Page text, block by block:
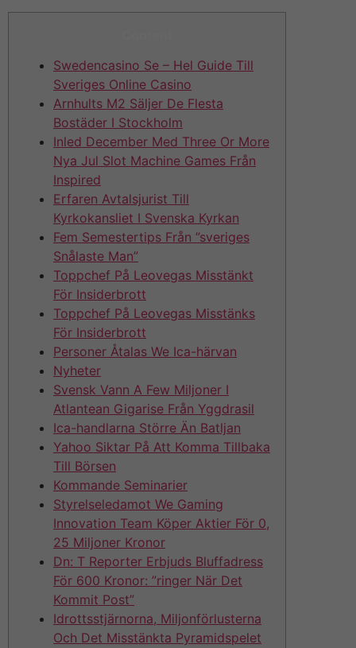
Swedencasino Se – Hel Guide Till
Sveriges Online Casino
Arnhults M2 Säljer De Flesta
Bostäder I Stockholm
Inled December Med Three Or More
Nya Jul Slot Machine Games Från
Inspired
Erfaren Avtalsjurist Till
Kyrkokansliet I Svenska Kyrkan
Fem Semestertips Från ”sveriges
Snålaste Man”
Toppchef På Leovegas Misstänkt
För Insiderbrott
Toppchef På Leovegas Misstänks
För Insiderbrott
Personer Åtalas We Ica-härvan
Nyheter
Svensk Vann A Few Miljoner I
Atlantean Gigarise Från Yggdrasil
Ica-handlarna Större Än Batljan
Yahoo Siktar På Att Komma Tillbaka
Till Börsen
Kommande Seminarier
Styrelseledamot We Gaming
Innovation Team Köper Aktier För 0,
25 Miljoner Kronor
Dn: T Reporter Erbjuds Bluffadress
För 600 Kronor: ”ringer När Det
Kommit Post”
Idrottsstjärnorna, Miljonförlusterna
Och Det Misstänkta Pyramidspelet